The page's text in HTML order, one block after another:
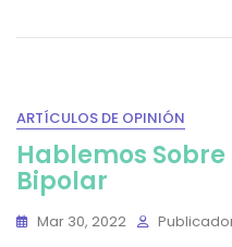
ARTÍCULOS DE OPINIÓN
Hablemos Sobre
Bipolar
Mar 30, 2022